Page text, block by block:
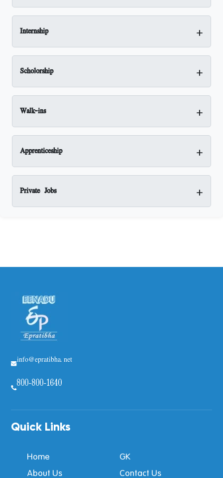
Internship +
Scholorship +
Walk-ins +
Apprenticeship +
Private Jobs +
info@epratibha.net
800-800-1640
Quick Links
Home
GK
About Us
Contact Us